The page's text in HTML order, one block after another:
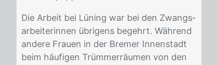
Die Ar­beit bei Lü­ning war bei den Zwangs­
ar­bei­te­rin­nen üb­ri­gens be­gehrt. Wäh­rend
an­de­re Frau­en in der Bre­mer In­nen­stadt
beim häu­fi­gen Trüm­mer­räu­men von den